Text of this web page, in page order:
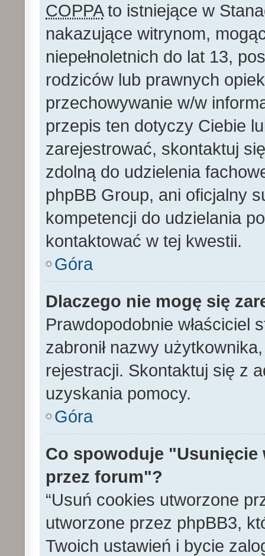
COPPAto istniejące w
nakazujące witrynom,
niepełnoletnich do lat 13,
rodziców lub prawnych
przechowywanie w/w
przepis ten dotyczy Ciebie
zarejestrować, skontaktuj
zdolną do udzielenia
phpBB Group, ani oficjalny
kompetencji do udzielania
kontaktować w tej kwestii.
Góra
Dlaczego nie mogę się
Prawdopodobnie właściciel
zabronił nazwy
rejestracji. Skontaktuj się z
uzyskania pomocy.
Góra
Co spowoduje
przez forum"?
“Usuń cookies utworzone
utworzone przez phpBB3,
Twoich ustawień i bycie